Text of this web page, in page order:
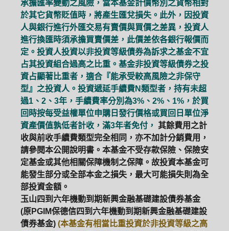
承擔匯率變動之風險，當本基金計價幣別之貨幣相對
於其它貨幣貶值時，將產生匯兌損失。此外，因投資
人與銀行進行外匯交易有賣價與買價之差異，投資人
進行換匯時須承擔買賣價差，此價差依各銀行報價而
定。投資人投資以非投資等級債券為訴求之基金不宜
占其投資組合過高之比重。基金非投資等級債券之投
資占顯著比重者，適合『能承受較高風險之非保守
型』之投資人。投資遞延手續費N類型者，持有未超
過1、2、3年，手續費率分別為3%、2%、1%，於買
回時按每受益權單位申購日發行價格或買回日單位淨
資產價值孰低者計收，滿3年者免付， 其餘費用之計
收與前收手續費類型完全相同，亦不加計分銷費用，
請參閱本公開說明書。本基金不受存款保險、保險安
定基金或其他相關保障機制之保障。故投資本基金可
能發生部分或全部本金之損失，最大可能損失則為全
部投資金額。
玉山四到六年機動到期新興金融基礎建設債券基金
(原PGIM保德信四到六年機動到期新興金融基礎建設
債券基金) (本基金有相當比重投資於非投資等級之高